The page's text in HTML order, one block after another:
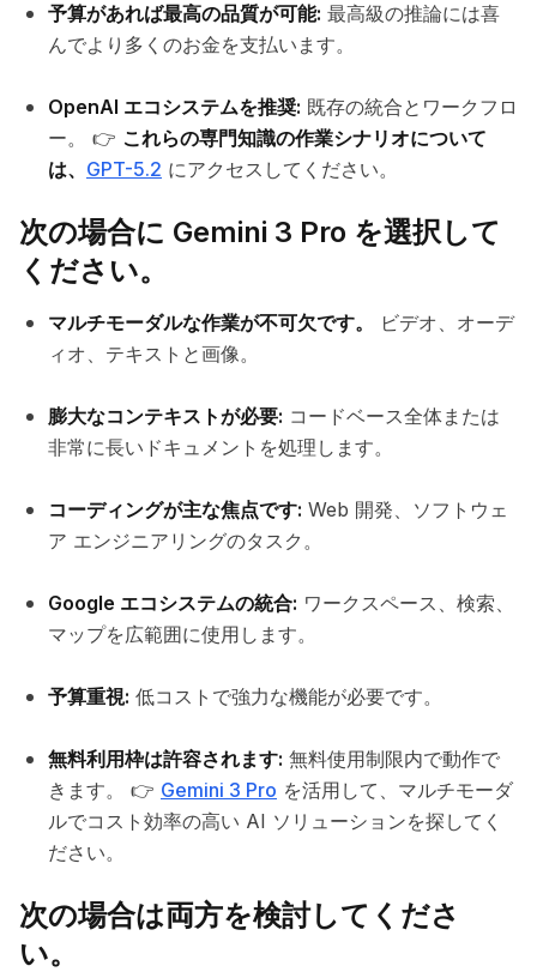
予算があれば最高の品質が可能: 最高級の推論には喜
んでより多くのお金を支払います。
OpenAI エコシステムを推奨: 既存の統合とワークフロ
ー。 👉 これらの専門知識の作業シナリオについて
は、 GPT-5.2 にアクセスしてください。
次の場合に Gemini 3 Pro を選択して
ください。
マルチモーダルな作業が不可欠です。
ビデオ、オーデ
ィオ、テキストと画像。
膨大なコンテキストが必要: コードベース全体または
非常に長いドキュメントを処理します。
コーディングが主な焦点です: Web 開発、ソフトウェ
ア エンジニアリングのタスク。
Google エコシステムの統合: ワークスペース、検索、
マップを広範囲に使用します。
予算重視: 低コストで強力な機能が必要です。
無料利用枠は許容されます: 無料使用制限内で動作で
きます。 👉 Gemini 3 Pro を活用して、マルチモーダ
ルでコスト効率の高い AI ソリューションを探してく
ださい。
次の場合は両方を検討してくださ
い。